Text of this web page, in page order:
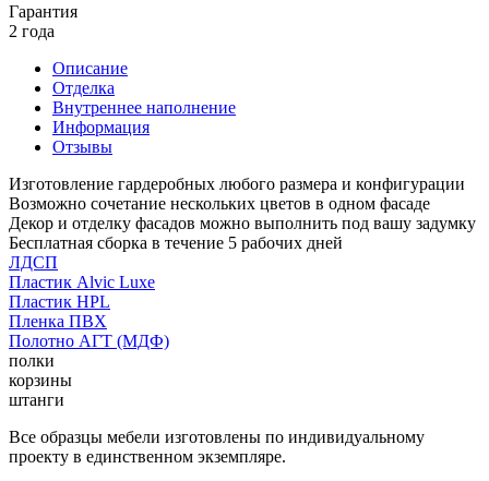
Гарантия
2 года
Описание
Отделка
Внутреннее наполнение
Информация
Отзывы
Изготовление гардеробных любого размера и конфигурации
Возможно сочетание нескольких цветов в одном фасаде
Декор и отделку фасадов можно выполнить под вашу задумку
Бесплатная сборка в течение 5 рабочих дней
ЛДСП
Пластик Alvic Luxe
Пластик HPL
Пленка ПВХ
Полотно АГТ (МДФ)
полки
корзины
штанги
Все образцы мебели изготовлены по индивидуальному
проекту в единственном экземпляре.